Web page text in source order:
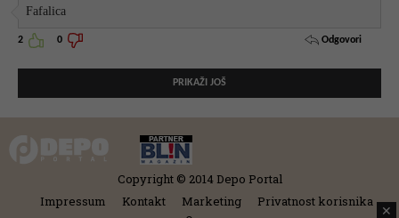
Fafalica
2 0 Odgovori
PRIKAŽI JOŠ
Copyright © 2014 Depo Portal
Impressum
Kontakt Marketing
Privatnost korisnika
✕